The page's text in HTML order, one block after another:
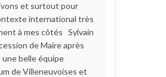
et surtout pour
international très
à mes côtés Sylvain
de Maire après
belle équipe
de Villeneuvoises et